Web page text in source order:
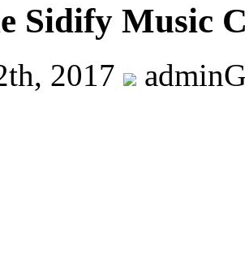
Sidify Music
2017